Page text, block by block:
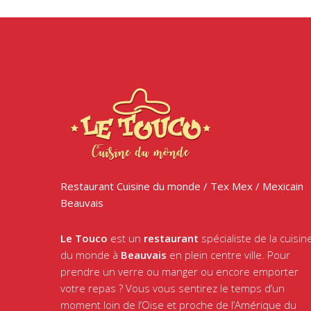
Restaurant Cuisine du monde / Tex Mex / Mexicain
Beauvais
Le Touco est un restaurant spécialiste de la
du monde à Beauvais en plein centre ville. Pour
prendre un verre ou manger ou encore emporter
votre repas ? Vous vous sentirez le temps d’un
moment loin de l’Oise et proche de l’Amérique du